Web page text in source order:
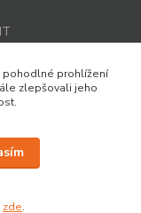
pohodlné prohlížení
zlepšovali jeho
zde.